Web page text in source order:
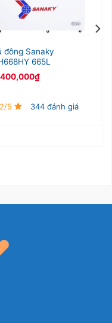
bạn.
đông Sanaky
665L
₫
5 344 đánh giá